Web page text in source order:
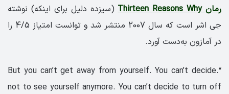
رمان Thirteen Reasons Why
(سیزده دلیل برای اینکه) نوشته
جی اشر است که سال 2007 منتشر شد و توانست امتیاز 4/5 را
در آمازون به‌دست آورد.
“.But you can’t get away from yourself. You can’t decide
not to see yourself anymore. You can’t decide to turn off